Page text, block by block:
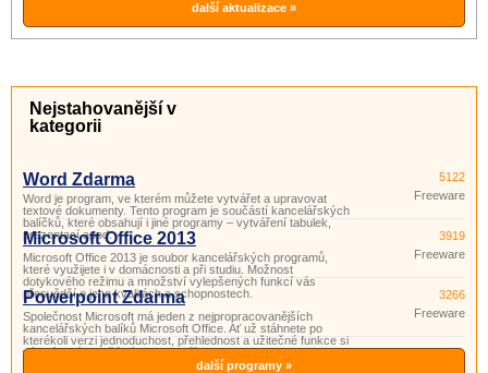
další aktualizace »
Nejstahovanější v
kategorii
Word Zdarma
Word je program, ve kterém můžete vytvářet a upravovat
textové dokumenty. Tento program je součástí kancelářských
balíčků, které obsahují i ​​jiné programy – vytváření tabulek,
prezentací apod.
5122
Freeware
Microsoft Office 2013
Microsoft Office 2013 je soubor kancelářských programů,
které využijete i v domácnosti a při studiu. Možnost
dotykového režimu a množství vylepšených funkcí vás
přesvědčí o jeho kvalitách a schopnostech.
3919
Freeware
Powerpoint Zdarma
Společnost Microsoft má jeden z nejpropracovanějších
kancelářských balíků Microsoft Office. Ať už stáhnete po
kterékoli verzi jednoduchost, přehlednost a užitečné funkce si
vás získají. Součástí tohoto balíčku je i program PowerPoint.
Powerpoint je program vhodný pro přípravu a prohlížení pr
3266
Freeware
další programy »